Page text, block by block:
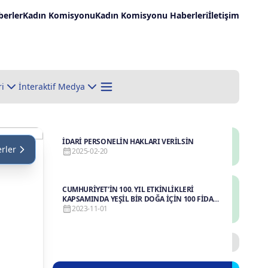
Kadın KomisyonuKadın Komisyonu Haberleriİletişim
İnteraktif Medya
İDARİ PERSONELİN HAKLARI VERİLSİN
2025-02-20
CUMHURİYET'İN 100. YIL ETKİNLİKLERİ
KAPSAMINDA YEŞİL BİR DOĞA İÇİN 100 FİDAN
DİKİLDİ.
2023-11-01